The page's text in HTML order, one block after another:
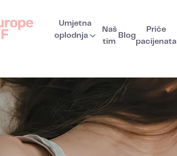
Umjetna
oplodnja
Naš
tim
Blog
Priče
pacijenata